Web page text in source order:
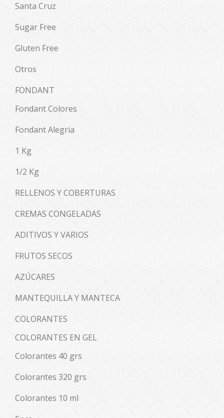
Santa Cruz
Sugar Free
Gluten Free
Otros
FONDANT
Fondant Colores
Fondant Alegria
1 Kg
1/2 Kg
RELLENOS Y COBERTURAS
CREMAS CONGELADAS
ADITIVOS Y VARIOS
FRUTOS SECOS
AZÚCARES
MANTEQUILLA Y MANTECA
COLORANTES
COLORANTES EN GEL
Colorantes 40 grs
Colorantes 320 grs
Colorantes 10 ml